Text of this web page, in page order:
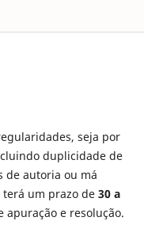
seja por
duplicidade de
de autoria ou má
um prazo de 30 a
e resolução.